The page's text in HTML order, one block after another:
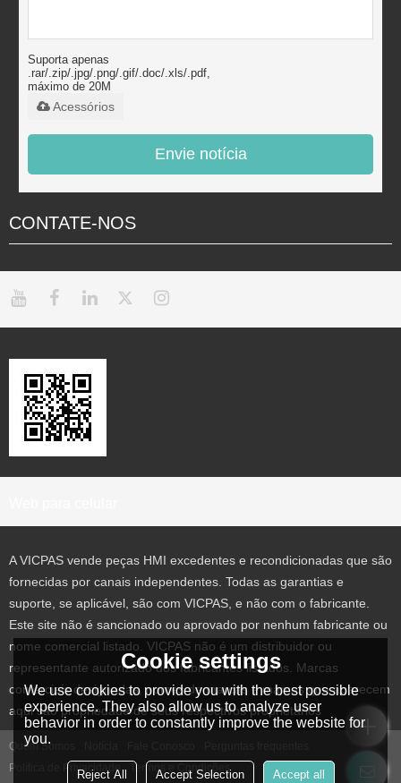
Suporta apenas
.rar/.zip/.jpg/.png/.gif/.doc/.xls/.pdf,
máximo de 20M
Acessórios
Envie notícia
CONTATE-NOS
A VICPAS vende peças HMI excedentes e recondicionadas que são
fornecidas por canais independentes. Todas as garantias e
suporte, se aplicável, são com VICPAS, e não com o fabricante.
Este site não é sancionado ou aprovado por nenhum fabricante ou
nome comercial listado. VICPAS não é um distribuidor ou
representante autorizado dos fabricantes listados. Marcas
comerciais designadas, nomes de marcas e marcas que aparecem
aqui são propriedade de seus respectivos proprietários
Quem Somos
Política de Privacidade
Termos e Condições
Cookie settings
We use cookies to provide you with the best possible
experience. They also allow us to analyze user
behavior in order to constantly improve the website for
you.
Reject All Accept Selection Accept all